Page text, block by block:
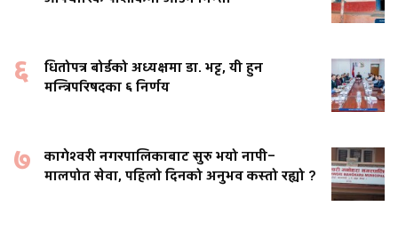
६
धितोपत्र बोर्डको अध्यक्षमा डा. भट्ट, यी हुन
मन्त्रिपरिषदका ६ निर्णय
७
कागेश्वरी नगरपालिकाबाट सुरु भयो नापी–
मालपोत सेवा, पहिलो दिनको अनुभव कस्तो रह्यो ?